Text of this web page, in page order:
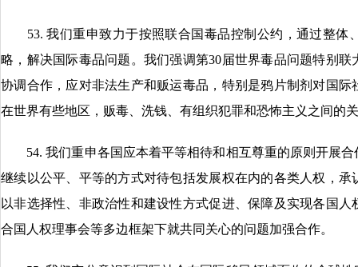
53. 我们重申致力于按照联合国毒品控制公约，通过整体
略，解决国际毒品问题。我们强调第30届世界毒品问题特别
协调合作，应对非法生产和贩运毒品，特别是鸦片制剂对国
在世界有些地区，贩毒、洗钱、有组织犯罪和恐怖主义之间的
54. 我们重申各国应本着平等相待和相互尊重的原则开展合
继续以公平、平等的方式对待包括发展权在内的各类人权，
以非选择性、非政治性和建设性方式促进、保障及实现各国
合国人权理事会等多边框架下就共同关心的问题加强合作。